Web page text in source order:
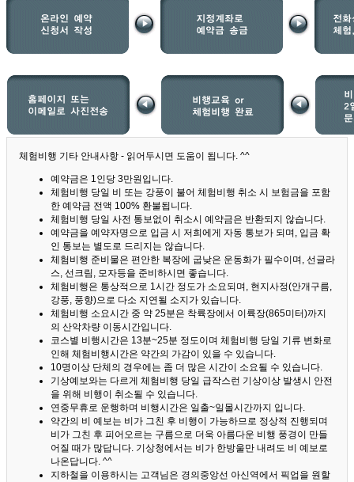
체험비행 기타 안내사항 - 읽어두시면 도움이 됩니다. ^^
예약금은 1인당 3만원입니다.
체험비행 당일 비 또는 강풍이 불어 체험비행 취소 시 보험금을 포함
한 예약금 전액 100% 환불됩니다.
체험비행 당일 사전 통보없이 취소시 예약금은 반환되지 않습니다.
예약금을 예약자명으로 입금 시 저희에게 자동 통보가 되며, 입금 확
인 통보는 별도로 드리지는 않습니다.
체험비행 준비물은 편안한 복장에 굽낮은 운동화가 필수이며, 선글라
스, 선크림, 모자등을 준비하시면 좋습니다.
체험비행은 통상적으로 1시간 정도가 소요되며, 현지사정(안개구름,
강풍, 풍향)으로 다소 지연될 소지가 있습니다.
체험비행 소요시간 중 약 25분은 착륙장에서 이륙장(865미터)까지
의 산악차량 이동시간입니다.
코스별 비행시간은 13분~25분 정도이며 체험비행 당일 기류 변화로
인해 체험비행시간은 약간의 가감이 있을 수 있습니다.
10명이상 단체의 경우에는 좀 더 많은 시간이 소요될 수 있습니다.
기상예보와는 다르게 체험비행 당일 급작스런 기상이상 발생시 안전
을 위해 비행이 취소될 수 있습니다.
연중무휴로 운행하며 비행시간은 일출~일몰시간까지 입니다.
약간의 비 예보는 비가 그친 후 비행이 가능하므로 정상적 진행되며
비가 그친 후 피어오르는 구름으로 더욱 아름다운 비행 풍경이 만들
어질 때가 많답니다. 기상청에서는 비가 한방울만 내려도 비 예보로
나온답니다. ^^
지하철을 이용하시는 고객님은 경의중앙선 아신역에서 픽업을 원할